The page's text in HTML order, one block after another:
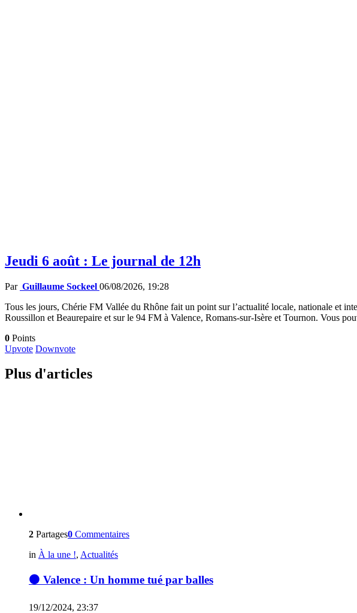
Jeudi 6 août : Le journal de 12h
Par Guillaume Sockeel 06/08/2026, 19:28
Tous les jours, Chérie FM Vallée du Rhône fait un point sur l’actualité locale, nationale et
Roussillon et Beaurepaire et sur le 94 FM à Valence, Romans-sur-Isère et Tournon. Vous
0 Points
Upvote Downvote
Plus d'articles
2 Partages0 Commentaires
in À la une !, Actualités
⚫ Valence : Un homme tué par balles
19/12/2024, 23:37